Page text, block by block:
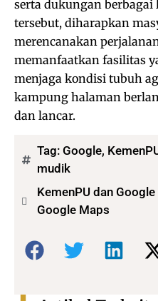
serta dukungan
tersebut, diharapkan
merencanakan
memanfaatkan fasilitas
menjaga kondisi tubuh
kampung halaman
dan lancar.
Tag: Google,
mudik
KemenPU dan
Google Maps
Bagikan: